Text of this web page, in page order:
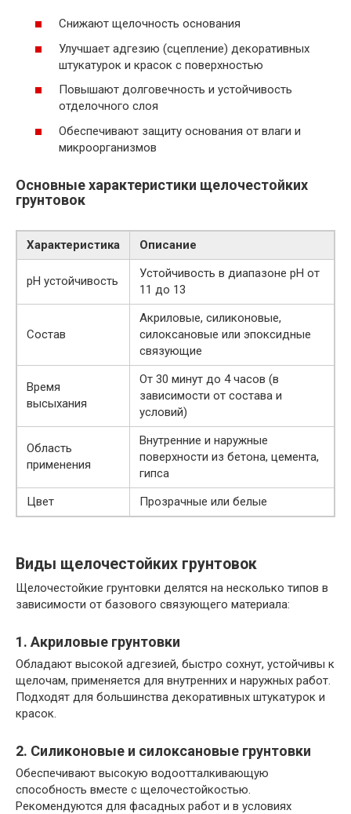
Снижают щелочность основания
Улучшает адгезию (сцепление) декоративных
штукатурок и красок с поверхностью
Повышают долговечность и устойчивость
отделочного слоя
Обеспечивают защиту основания от влаги и
микроорганизмов
Основные характеристики щелочестойких
грунтовок
Характеристика Описание
pH устойчивость
Устойчивость в диапазоне pH от
11 до 13
Состав
Акриловые, силиконовые,
силоксановые или эпоксидные
связующие
Время
высыхания
От 30 минут до 4 часов (в
зависимости от состава и
условий)
Область
применения
Внутренние и наружные
поверхности из бетона, цемента,
гипса
Цвет
Прозрачные или белые
Виды щелочестойких грунтовок
Щелочестойкие грунтовки делятся на несколько типов в
зависимости от базового связующего материала:
1. Акриловые грунтовки
Обладают высокой адгезией, быстро сохнут, устойчивы к
щелочам, применяется для внутренних и наружных работ.
Подходят для большинства декоративных штукатурок и
красок.
2. Силиконовые и силоксановые грунтовки
Обеспечивают высокую водоотталкивающую
способность вместе с щелочестойкостью.
Рекомендуются для фасадных работ и в условиях